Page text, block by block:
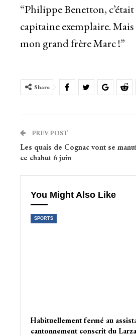
“Philippe Benetton,
capitaine exemplaire.
mon grand frère Marc !”
Share
PREV POST
Les quais de Cognac vont se
ce chahut 6 juin
You Might Also Like
SPORTS
Habituellement fermé au
cantonnement conscrit du